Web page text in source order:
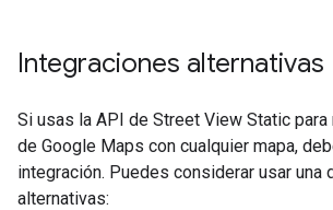
Integraciones alternativas
Si usas la API de Street View Static
de Google Maps con cualquier mapa,
integración. Puedes considerar usar una
alternativas: